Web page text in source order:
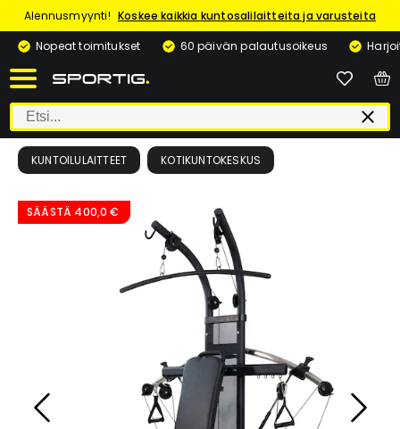
Alennusmyynti! Koskee kaikkia kuntosalilaitteita ja varusteita
Nopeat toimitukset
60 päivän palautusoikeus
KUNTOILULAITTEET KOTIKUNTOKESKUS
SÄÄSTÄ 400,0 €